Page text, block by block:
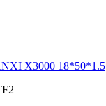
Х3000 18*50*1.5